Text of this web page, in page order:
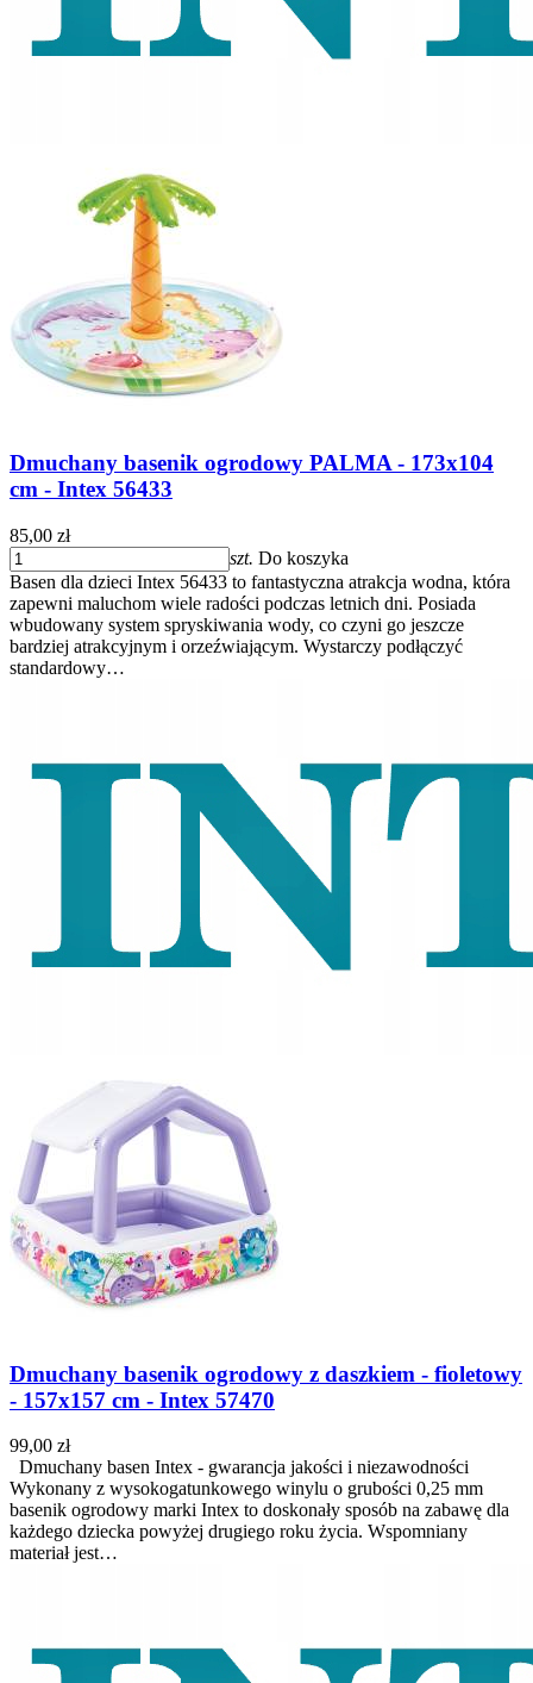
Dmuchany basenik ogrodowy PALMA - 173x104
cm - Intex 56433
85,00 zł
szt. Do koszyka
Basen dla dzieci Intex 56433 to fantastyczna atrakcja wodna, która
zapewni maluchom wiele radości podczas letnich dni. Posiada
wbudowany system spryskiwania wody, co czyni go jeszcze
bardziej atrakcyjnym i orzeźwiającym. Wystarczy podłączyć
standardowy…
Dmuchany basenik ogrodowy z daszkiem - fioletowy
- 157x157 cm - Intex 57470
99,00 zł
Dmuchany basen Intex - gwarancja jakości i niezawodności
Wykonany z wysokogatunkowego winylu o grubości 0,25 mm
basenik ogrodowy marki Intex to doskonały sposób na zabawę dla
każdego dziecka powyżej drugiego roku życia. Wspomniany
materiał jest…